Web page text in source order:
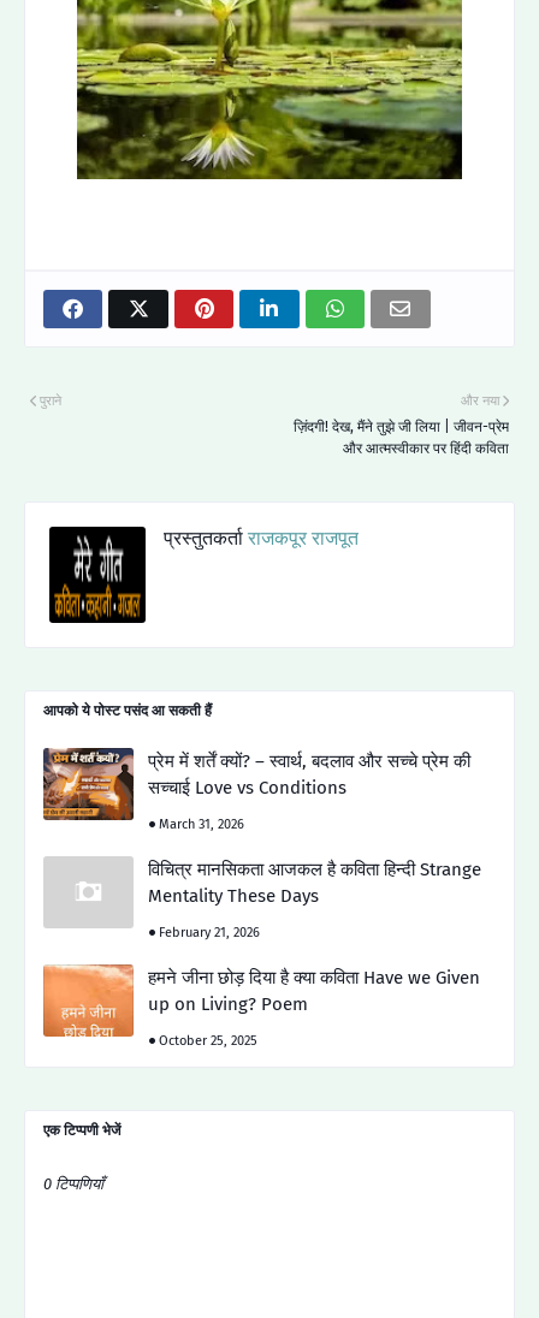
और नया
ज़िंदगी! देख, मैंने तुझे जी लिया | जीवन-प्रेम
और आत्मस्वीकार पर हिंदी कविता
पुराने
प्रस्तुतकर्ता राजकपूर राजपूत
आपको ये पोस्ट पसंद आ सकती हैं
प्रेम में शर्तें क्यों? – स्वार्थ, बदलाव और सच्चे प्रेम की
सच्चाई Love vs Conditions
March 31, 2026
विचित्र मानसिकता आजकल है कविता हिन्दी Strange
Mentality These Days
February 21, 2026
हमने जीना छोड़ दिया है क्या कविता Have we Given
up on Living? Poem
October 25, 2025
एक टिप्पणी भेजें
0 टिप्पणियाँ